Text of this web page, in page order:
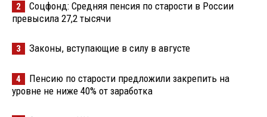
2
Соцфонд: Средняя пенсия по старости в России
превысила 27,2 тысячи
3 Законы, вступающие в силу в августе
4
Пенсию по старости предложили закрепить на
уровне не ниже 40% от заработка